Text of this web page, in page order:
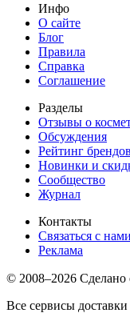
Инфо
О сайте
Блог
Правила
Справка
Соглашение
Разделы
Отзывы о
Обсуждения
Рейтинг брендов
Новинки и
Сообщество
Журнал
Контакты
Связаться с нами
Реклама
© 2008–2026 Сделано
Все сервисы доставки